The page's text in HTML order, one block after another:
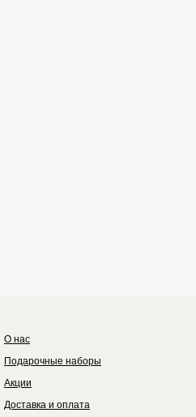
О нас
Подарочные наборы
Акции
Доставка и оплата